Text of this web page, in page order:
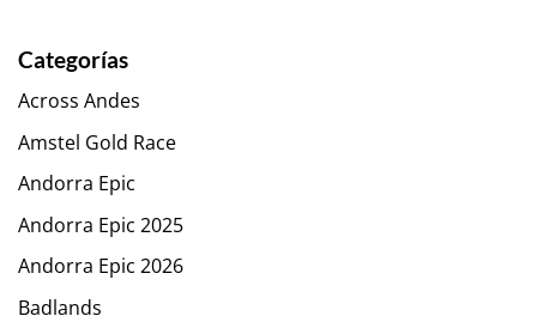
Categorías
Across Andes
Amstel Gold Race
Andorra Epic
Andorra Epic 2025
Andorra Epic 2026
Badlands